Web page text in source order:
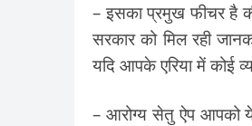
– इसका प्रमुख फीचर है
सरकार को मिल रही
यदि आपके एरिया में कोई
– आरोग्य सेतु ऐप आपको ये